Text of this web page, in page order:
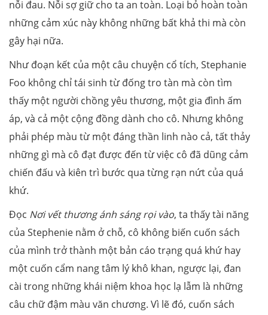
nỗi đau. Nỗi sợ giữ cho ta an toàn. Loại bỏ hoàn toàn
những cảm xúc này không những bất khả thi mà còn
gây hại nữa.
Như đoạn kết của một câu chuyện cổ tích, Stephanie
Foo không chỉ tái sinh từ đống tro tàn mà còn tìm
thấy một người chồng yêu thương, một gia đình ấm
áp, và cả một cộng đồng dành cho cô. Nhưng không
phải phép màu từ một đáng thần linh nào cả, tất thảy
những gì mà cô đạt được đến từ việc cô đã dũng cảm
chiến đấu và kiên trì bước qua từng rạn nứt của quá
khứ.
Đọc Nơi vết thương ánh sáng rọi vào, ta thấy tài năng
của Stephenie nằm ở chỗ, cô không biến cuốn sách
của mình trở thành một bản cáo trạng quá khứ hay
một cuốn cẩm nang tâm lý khô khan, ngược lại, đan
cài trong những khái niệm khoa học lạ lẫm là những
câu chữ đậm màu văn chương. Vì lẽ đó, cuốn sách